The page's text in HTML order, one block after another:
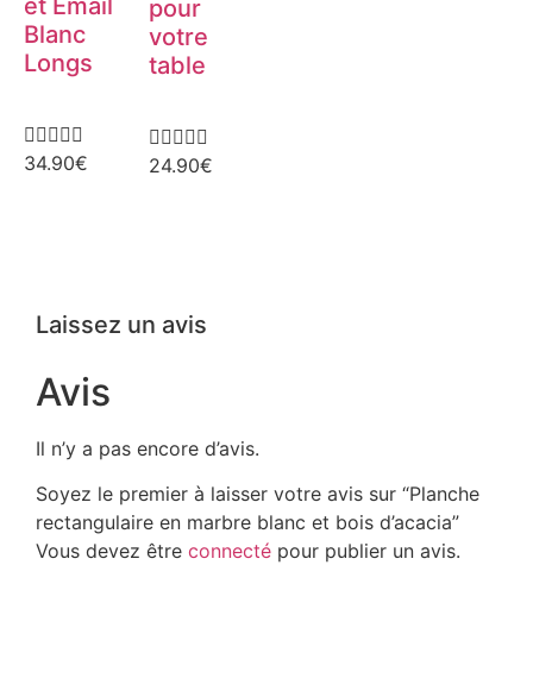
Blanc
Longs

34.90€
pour
votre
table

24.90€
Laissez un avis
Avis
Il n’y a pas encore d’avis.
Soyez le premier à laisser votre avis sur “Planche
rectangulaire en marbre blanc et bois d’acacia”
Vous devez être connecté pour publier un avis.